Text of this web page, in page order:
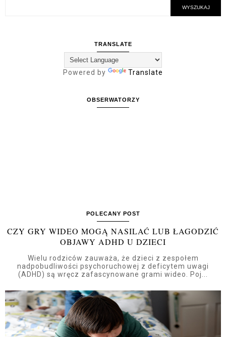
TRANSLATE
Powered by Translate
OBSERWATORZY
POLECANY POST
CZY GRY WIDEO MOGĄ NASILAĆ LUB ŁAGODZIĆ
OBJAWY ADHD U DZIECI
Wielu rodziców zauważa, że dzieci z zespołem
nadpobudliwości psychoruchowej z deficytem uwagi
(ADHD) są wręcz zafascynowane grami wideo. Poj...